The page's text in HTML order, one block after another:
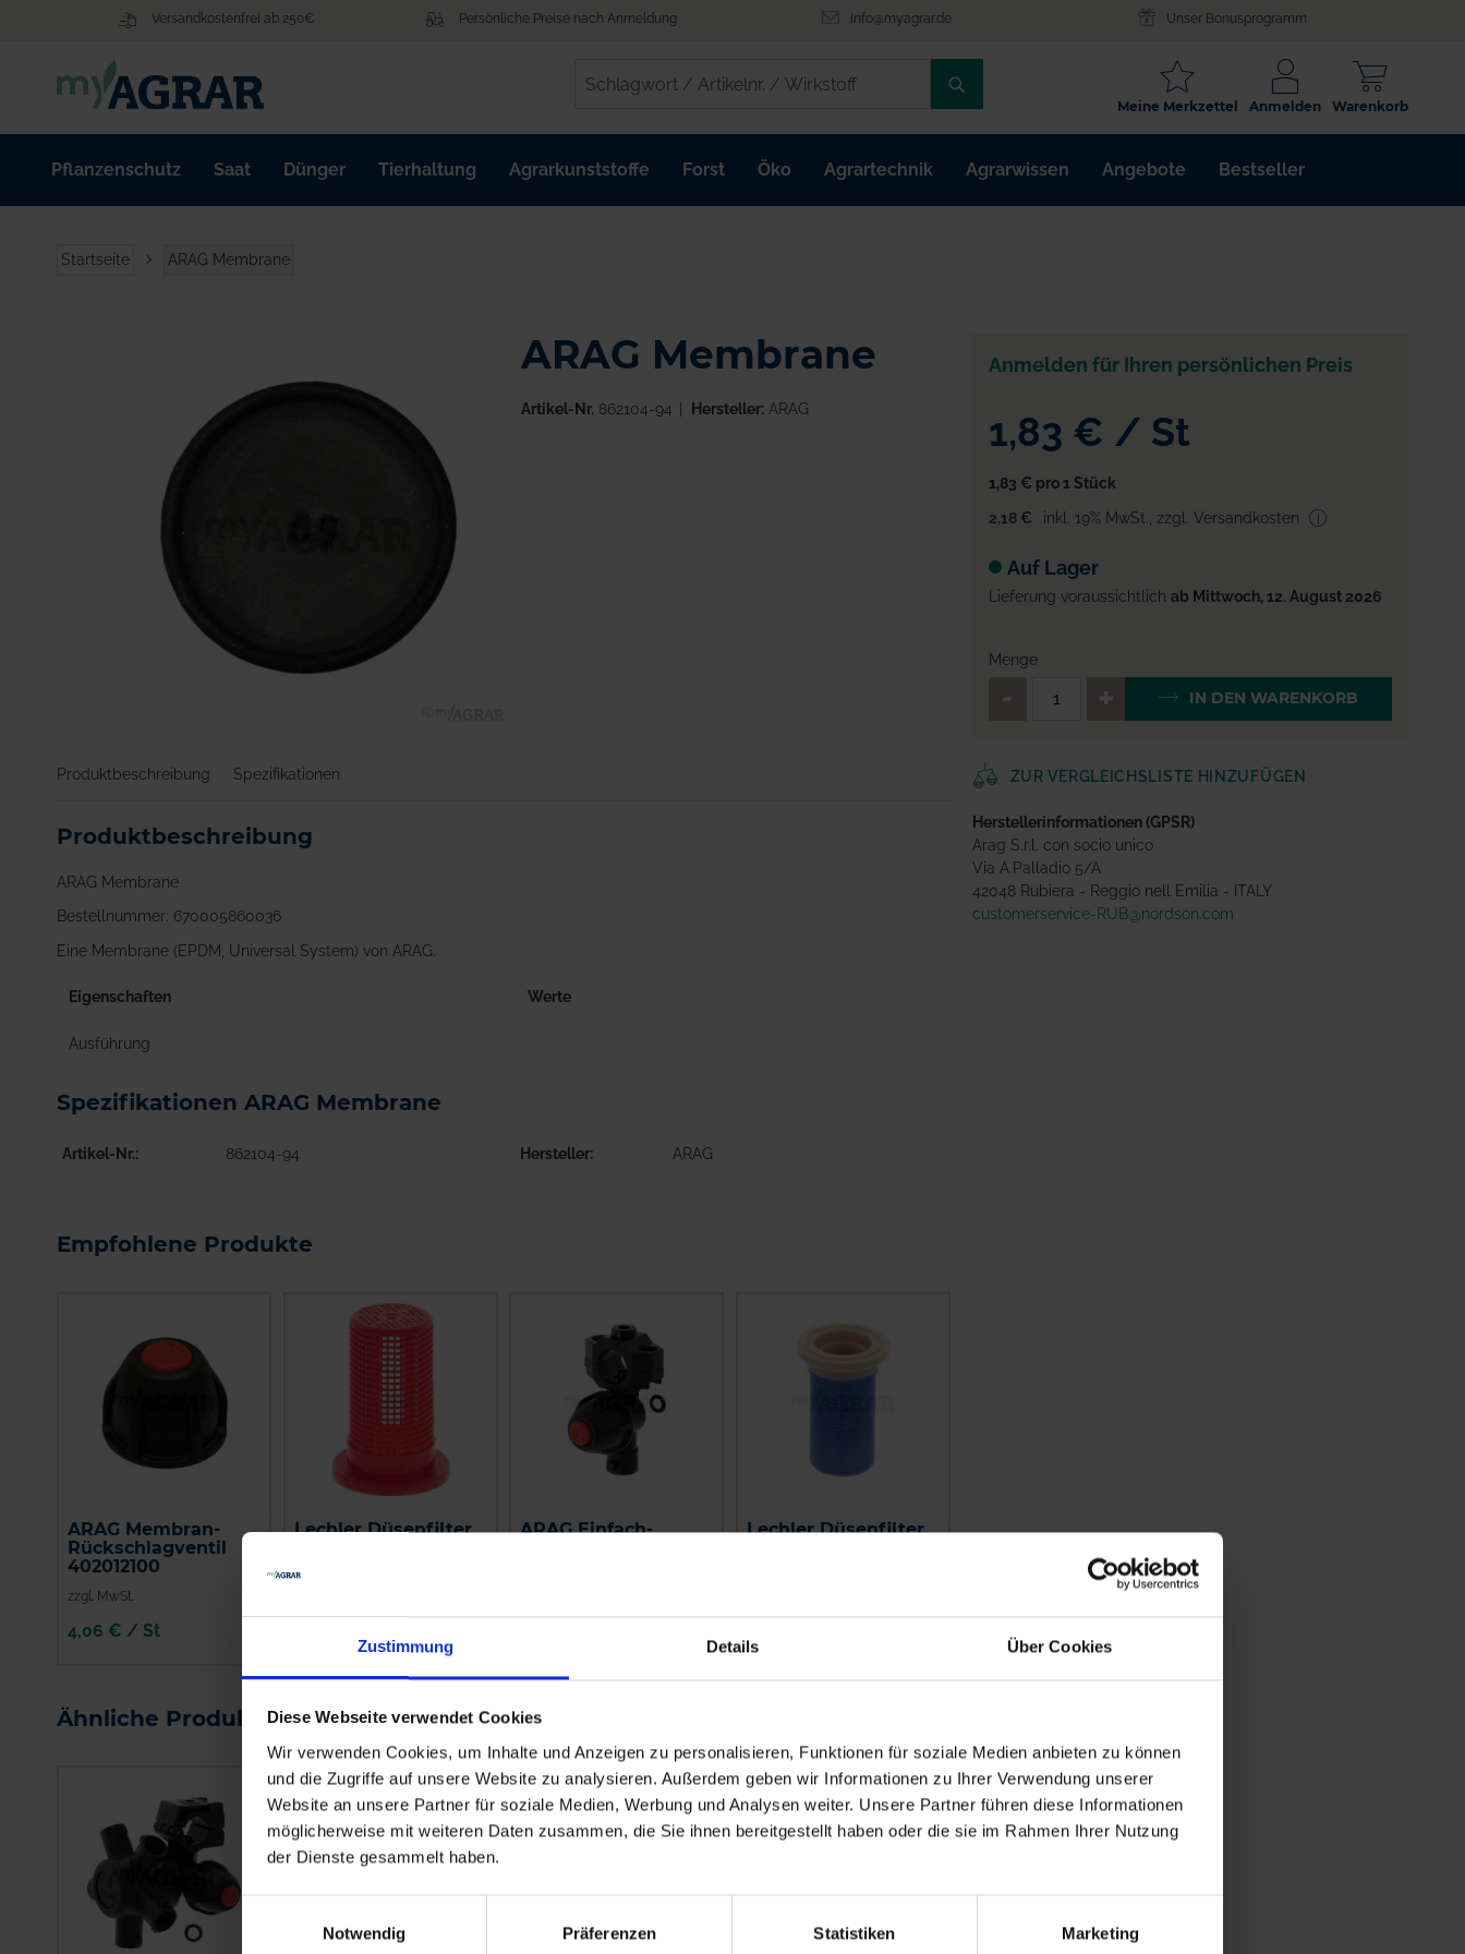
Zustimmung Details Über Cookies
Diese Webseite verwendet Cookies
Wir verwenden Cookies, um Inhalte und Anzeigen zu personalisieren, Funktionen für soziale Medien anbieten zu können
und die Zugriffe auf unsere Website zu analysieren. Außerdem geben wir Informationen zu Ihrer Verwendung unserer
Website an unsere Partner für soziale Medien, Werbung und Analysen weiter. Unsere Partner führen diese Informationen
möglicherweise mit weiteren Daten zusammen, die Sie ihnen bereitgestellt haben oder die sie im Rahmen Ihrer Nutzung
der Dienste gesammelt haben.
Notwendig
Präferenzen Statistiken Marketing
Versandkostenfrei ab 250€ Persönliche Preise nach Anmeldung info@myagrar.de Unser Bonusprogramm
/
ARTIKELNR.
/
Warenkorb
Anmelden
Meine Merkzettel
Pflanzenschutz Saat Dünger Tierhaltung Agrarkunststoffe Forst Öko Agrartechnik Agrarwissen Angebote Bestseller
Startseite ARAG Membrane
der
springen
ARAG Membrane
Artikel-Nr. 862104-94 Hersteller:ARAG
Produktbeschreibung Spezifikationen
Produktbeschreibung
ARAG Membrane
Bestellnummer: 670005860036
Eine Membrane (EPDM, Universal System) von ARAG.
Eigenschaften Werte
Ausführung
Spezifikationen ARAG Membrane
Artikel-Nr. 862104-94 Hersteller ARAG
Empfohlene Produkte
ARAG Membran-
Rückschlagventil
402012100
zzgl. MwSt.
4,06 € / St
Lechler Düsenfilter
IN DEN
ARAG Einfach-
Lechler Düsenfilter
Ähnliche Produkte
Anmelden für Ihren persönlichen Preis
1,83 € / St
1,83 € pro 1 Stück
2,18 €
inkl. 19% MwSt. zzgl. Versandkosten
Auf Lager
Lieferung voraussichtlich ab Mittwoch, 12. August 2026
Menge
QTY_CONTROL_DECREASE
IN DEN WARENKORB
ZUR VERGLEICHSLISTE HINZUFÜGEN
Herstellerinformationen (GPSR)
Arag S.r.l. con socio unico
Via A.Palladio 5/A
42048 Rubiera - Reggio nell Emilia - ITALY
customerservice-RUB@nordson.com